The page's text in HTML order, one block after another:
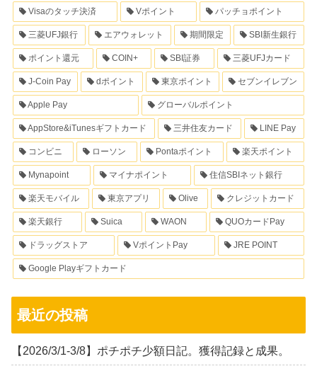
Visaのタッチ決済 Vポイント パッチョポイント
三菱UFJ銀行 エアウォレット 期間限定 SBI新生銀行
ポイント還元 COIN+ SBI証券 三菱UFJカード
J-Coin Pay dポイント 東京ポイント セブンイレブン
Apple Pay グローバルポイント
AppStore&iTunesギフトカード 三井住友カード LINE Pay
コンビニ ローソン Pontaポイント 楽天ポイント
Mynapoint マイナポイント 住信SBIネット銀行
楽天モバイル 東京アプリ Olive クレジットカード
楽天銀行 Suica WAON QUOカードPay
ドラッグストア VポイントPay JRE POINT
Google Playギフトカード
最近の投稿
【2026/3/1-3/8】ポチポチ少額日記。獲得記録と成果。